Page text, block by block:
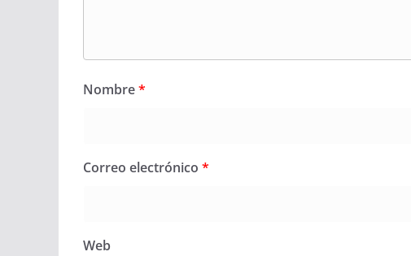
Nombre*
Correo electrónico *
Web